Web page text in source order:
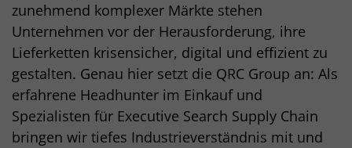
zunehmend komplexer Märkte stehen
Unternehmen vor der Herausforderung, ihre
Lieferketten krisensicher, digital und effizient zu
gestalten. Genau hier setzt die QRC Group an: Als
erfahrene Headhunter im Einkauf und
Spezialisten für Executive Search Supply Chain
bringen wir tiefes Industrieverständnis mit und